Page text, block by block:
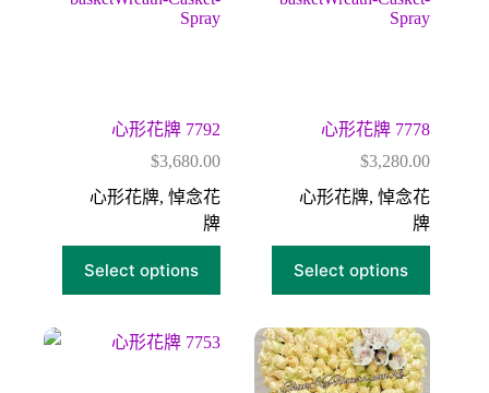
心形花牌 7792
$3,680.00
心形花牌, 悼念花
牌
Select options
心形花牌 7778
$3,280.00
心形花牌,悼念花
牌
Select options